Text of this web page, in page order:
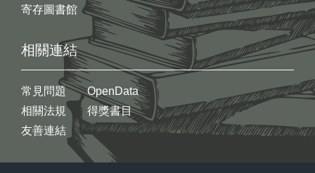
寄存圖書館
相關連結
常見問題
相關法規
友善連結
OpenData
得獎書目